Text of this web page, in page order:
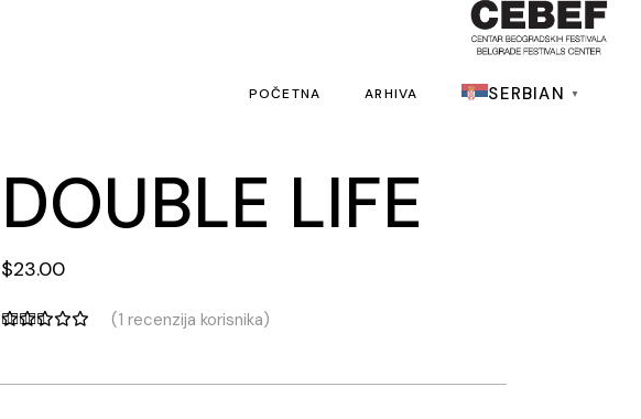
POČETNA ARHIVA SERBIAN ▼
DOUBLE LIFE
$23.00
(1 recenzija korisnika)